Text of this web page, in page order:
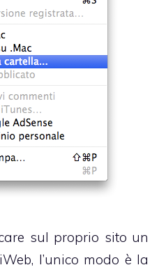
sul proprio sito un
l’unico modo è la